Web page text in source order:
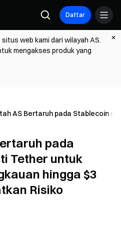
Daftar
web kami dari wilayah AS.
mengakses produk yang
AS Bertaruh pada Stablecoin
pada
Tether untuk
hingga $3
Risiko